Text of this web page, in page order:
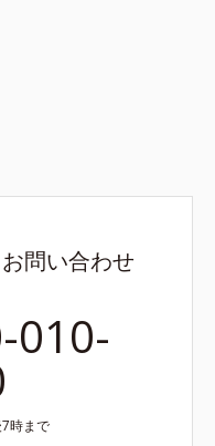
問い合わせ
010-
時まで